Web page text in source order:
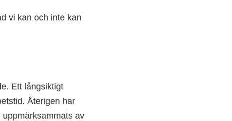
vi kan och inte kan
Ett långsiktigt
Återigen har
av